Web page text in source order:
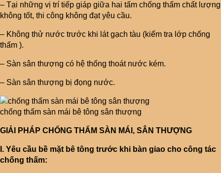
– Tại những vị trí tiếp giáp giữa hai tấm chống thấm chất lượng
không tốt, thi công không đạt yêu cầu.
– Không thử nước trước khi lát gạch tàu (kiểm tra lớp chống
thấm ).
– Sàn sân thượng có hệ thống thoát nước kém.
– Sàn sân thượng bị đọng nước.
chống thấm sàn mái bê tông sân thượng
GIẢI PHÁP CHỐNG THẤM SÀN MÁI, SÂN THƯỢNG
I. Yêu cầu bề mặt bê tông trước khi bàn giao cho công tác
chống thấm: